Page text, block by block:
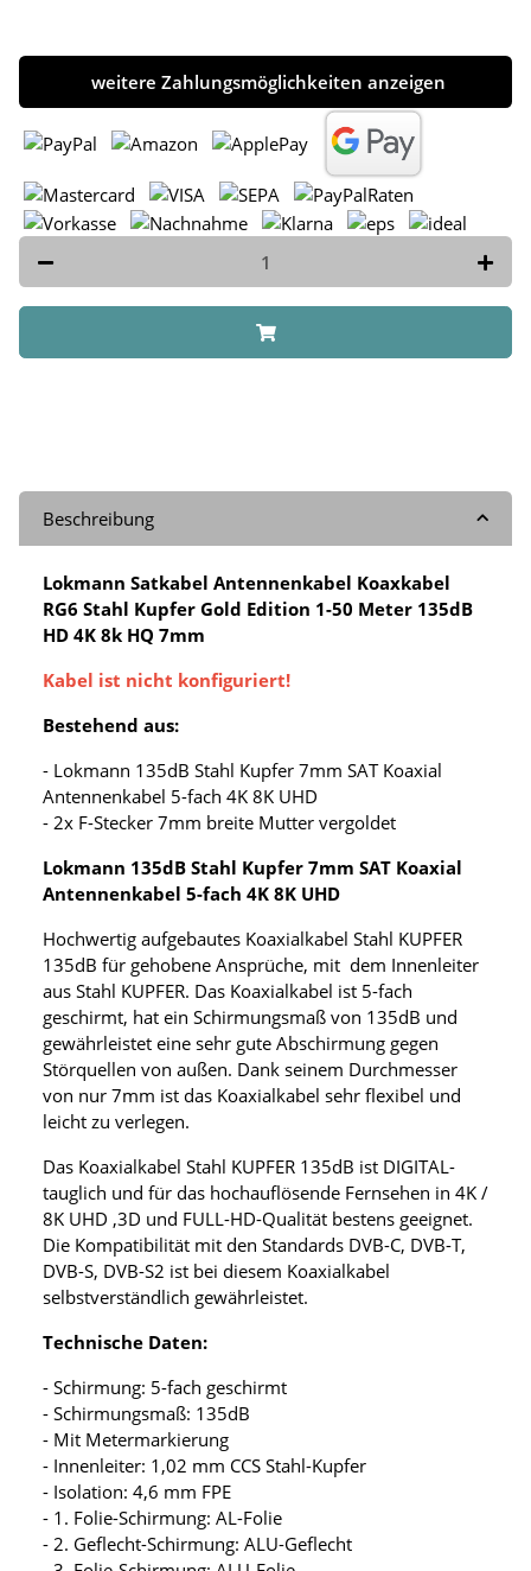
weitere Zahlungsmöglichkeiten anzeigen
Beschreibung
Lokmann Satkabel Antennenkabel Koaxkabel
RG6 Stahl Kupfer Gold Edition 1-50 Meter 135dB
HD 4K 8k HQ 7mm
Kabel ist nicht konfiguriert!
Bestehend aus:
- Lokmann 135dB Stahl Kupfer 7mm SAT Koaxial
Antennenkabel 5-fach 4K 8K UHD
- 2x F-Stecker 7mm breite Mutter vergoldet
Lokmann 135dB Stahl Kupfer 7mm SAT Koaxial
Antennenkabel 5-fach 4K 8K UHD
Hochwertig aufgebautes Koaxialkabel Stahl KUPFER
135dB für gehobene Ansprüche, mit dem Innenleiter
aus Stahl KUPFER. Das Koaxialkabel ist 5-fach
geschirmt, hat ein Schirmungsmaß von 135dB und
gewährleistet eine sehr gute Abschirmung gegen
Störquellen von außen. Dank seinem Durchmesser
von nur 7mm ist das Koaxialkabel sehr flexibel und
leicht zu verlegen.
Das Koaxialkabel Stahl KUPFER 135dB ist DIGITAL-
tauglich und für das hochauflösende Fernsehen in 4K /
8K UHD ,3D und FULL-HD-Qualität bestens geeignet.
Die Kompatibilität mit den Standards DVB-C, DVB-T,
DVB-S, DVB-S2 ist bei diesem Koaxialkabel
selbstverständlich gewährleistet.
Technische Daten:
- Schirmung: 5-fach geschirmt
- Schirmungsmaß: 135dB
- Mit Metermarkierung
- Innenleiter: 1,02 mm CCS Stahl-Kupfer
- Isolation: 4,6 mm FPE
- 1. Folie-Schirmung: AL-Folie
- 2. Geflecht-Schirmung: ALU-Geflecht